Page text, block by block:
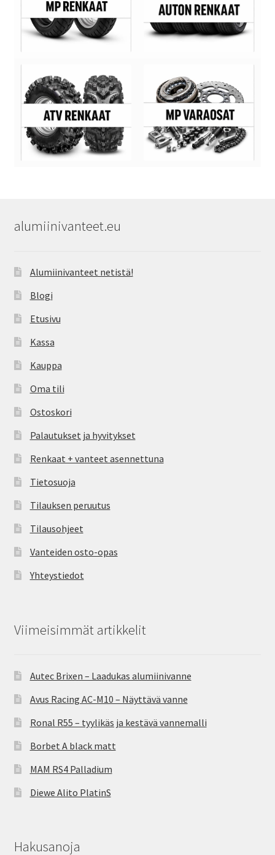
alumiinivanteet.eu
Alumiinivanteet netistä!
Blogi
Etusivu
Kassa
Kauppa
Oma tili
Ostoskori
Palautukset ja hyvitykset
Renkaat + vanteet asennettuna
Tietosuoja
Tilauksen peruutus
Tilausohjeet
Vanteiden osto-opas
Yhteystiedot
Viimeisimmät artikkelit
Autec Brixen – Laadukas alumiinivanne
Avus Racing AC-M10 – Näyttävä vanne
Ronal R55 – tyylikäs ja kestävä vannemalli
Borbet A black matt
MAM RS4 Palladium
Diewe Alito PlatinS
Hakusanoja